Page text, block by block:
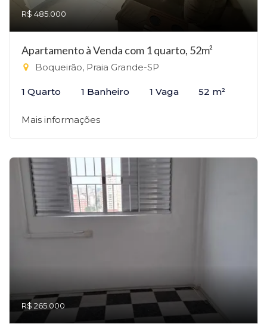
R$ 485.000
Apartamento à Venda com 1 quarto, 52m²
Boqueirão, Praia Grande-SP
1 Quarto 1 Banheiro 1 Vaga 52 m²
Mais informações
R$ 265.000